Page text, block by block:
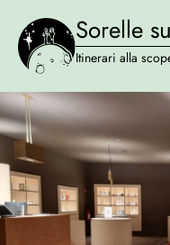
Sorelle
Itinerari alla